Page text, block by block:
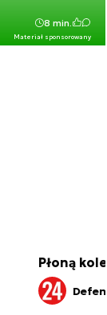
Materiał sponsorowany
8 min.
Płoną